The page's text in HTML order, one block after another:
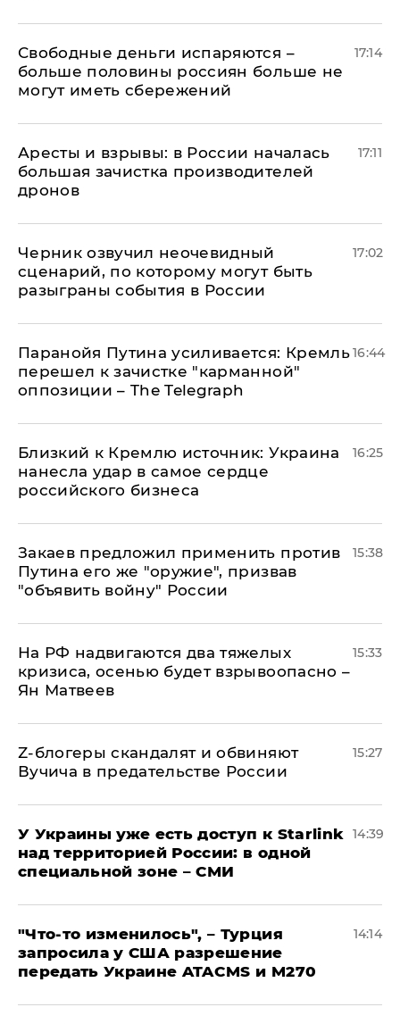
Свободные деньги испаряются –
больше половины россиян больше не
могут иметь сбережений
17:14
Аресты и взрывы: в России началась
большая зачистка производителей
дронов
17:11
Черник озвучил неочевидный
сценарий, по которому могут быть
разыграны события в России
17:02
Паранойя Путина усиливается: Кремль
перешел к зачистке "карманной"
оппозиции – The Telegraph
16:44
Близкий к Кремлю источник: Украина
нанесла удар в самое сердце
российского бизнеса
16:25
Закаев предложил применить против
Путина его же "оружие", призвав
"объявить войну" России
15:38
На РФ надвигаются два тяжелых
кризиса, осенью будет взрывоопасно –
Ян Матвеев
15:33
Z-блогеры скандалят и обвиняют
Вучича в предательстве России
15:27
У Украины уже есть доступ к Starlink
над территорией России: в одной
специальной зоне – СМИ
14:39
​"Что-то изменилось", – Турция
запросила у США разрешение
передать Украине ATACMS и M270
14:14